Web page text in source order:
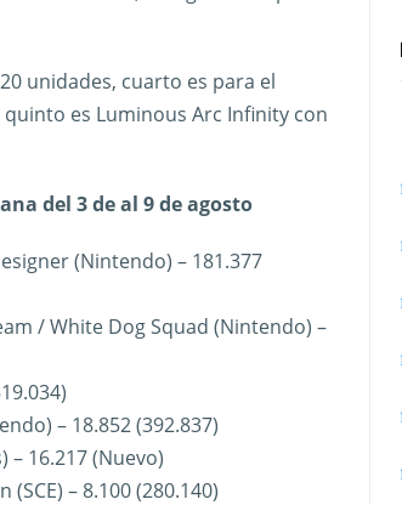
unidades, cuarto es para el
es Luminous Arc Infinity con
del 3 de al 9 de agosto
(Nintendo) – 181.377
/ White Dog Squad (Nintendo) –
– 18.852 (392.837)
– 16.217 (Nuevo)
– 8.100 (280.140)